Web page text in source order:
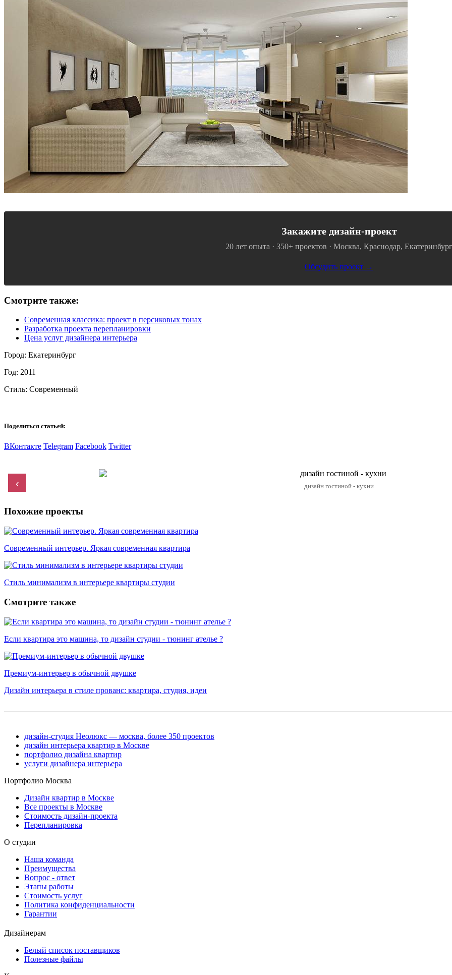
Закажите дизайн-проект
20 лет опыта · 350+ проектов · Москва, Краснодар, Екатеринбург
Обсудить проект →
Смотрите также:
Современная классика: проект в персиковых тонах
Разработка проекта перепланировки
Цена услуг дизайнера интерьера
Город: Екатеринбург
Год: 2011
Стиль: Современный
Поделиться статьей:
ВКонтакте Telegram Facebook Twitter
дизайн гостиной - кухни
‹
Похожие проекты
Современный интерьер. Яркая современная квартира
Стиль минимализм в интерьере квартиры студии
Смотрите также
Если квартира это машина, то дизайн студии - тюнинг ателье ?
Премиум-интерьер в обычной двушке
Дизайн интерьера в стиле прованс: квартира, студия, идеи
дизайн-студия Неолюкс — москва, более 350 проектов
дизайн интерьера квартир в Москве
портфолио дизайна квартир
услуги дизайнера интерьера
Портфолио Москва
Дизайн квартир в Москве
Все проекты в Москве
Стоимость дизайн-проекта
Перепланировка
О студии
Наша команда
Преимущества
Вопрос - ответ
Этапы работы
Стоимость услуг
Политика конфиденциальности
Гарантии
Дизайнерам
Белый список поставщиков
Полезные файлы